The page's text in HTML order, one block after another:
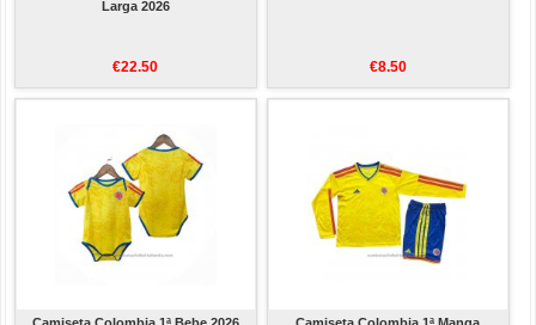
Larga 2026
€22.50 €8.50
Camiseta Colombia 1ª Bebe 2026
Camiseta Colombia 1ª Manga